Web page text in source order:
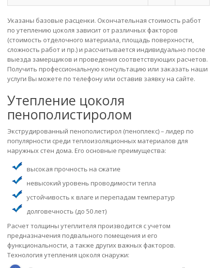
Указаны базовые расценки. Окончательная стоимость работ
по утеплению цоколя зависит от различных факторов
(стоимость отделочного материала, площадь поверхности,
сложность работ и пр.) и рассчитывается индивидуально после
выезда замерщиков и проведения соответствующих расчетов.
Получить профессиональную консультацию или заказать наши
услуги Вы можете по телефону или оставив заявку на сайте.
Утепление цоколя
пенополистиролом
Экструдированный пенополистирол (пеноплекс) – лидер по
популярности среди теплоизоляционных материалов для
наружных стен дома. Его основные преимущества:
высокая прочность на сжатие
невысокий уровень проводимости тепла
устойчивость к влаге и перепадам температур
долговечность (до 50 лет)
Расчет толщины утеплителя производится с учетом
предназначения подвального помещения и его
функциональности, а также других важных факторов.
Технология утепления цоколя снаружи: